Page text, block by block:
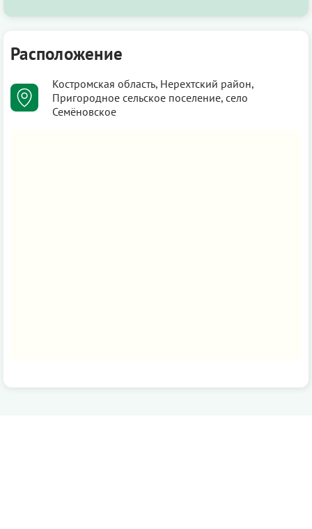
Расположение
Костромская область, Нерехтский район,
Пригородное сельское поселение, село
Семёновское